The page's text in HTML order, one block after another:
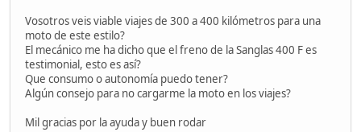
Vosotros veis viable viajes de 300 a 400 kilómetros para una
moto de este estilo?
El mecánico me ha dicho que el freno de la Sanglas 400 F es
testimonial, esto es así?
Que consumo o autonomía puedo tener?
Algún consejo para no cargarme la moto en los viajes?
Mil gracias por la ayuda y buen rodar